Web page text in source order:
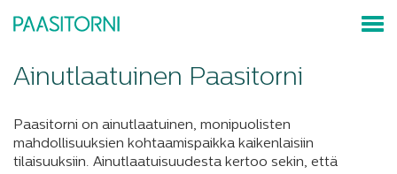
Ainutlaatuinen Paasitorni
Paasitorni on ainutlaatuinen, monipuolisten
mahdollisuuksien kohtaamispaikka kaikenlaisiin
tilaisuuksiin. Ainutlaatuisuudesta kertoo sekin, että